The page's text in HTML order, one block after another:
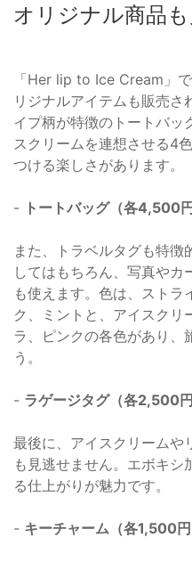
オリジナル商品も
「Her lip to Ice Cream」
リジナルアイテムも販売さ
イプ柄が特徴のトートバッ
スクリームを連想させる4
つける楽しさがあります。
- トートバッグ（各4,500円
また、トラベルタグも特徴
してはもちろん、写真やカ
も使えます。色は、ストラ
ク、ミントと、アイスクリ
ラ、ピンクの各色があり、
う。
- ラゲージタグ（各2,500
最後に、アイスクリームや
も見逃せません。エボキシ
る仕上がりが魅力です。
- キーチャーム（各1,500円